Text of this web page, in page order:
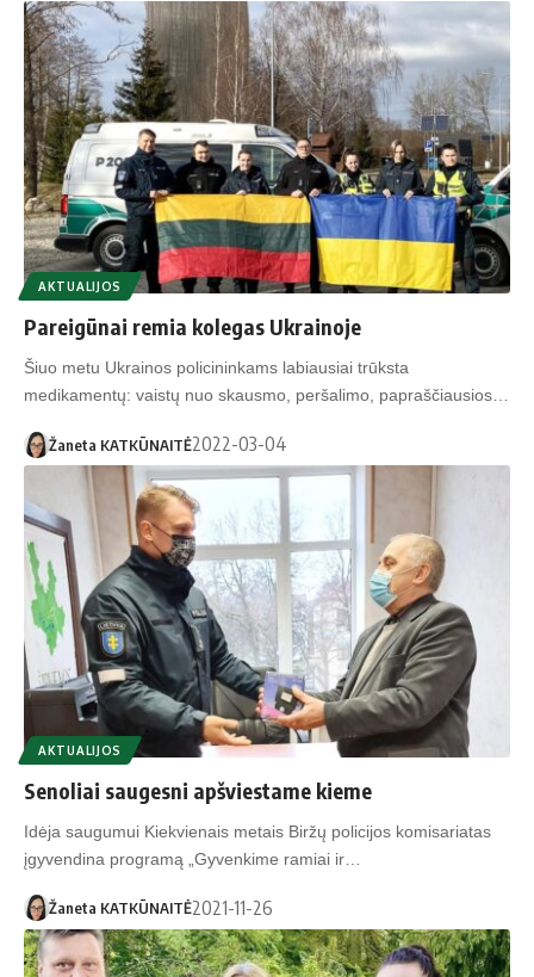
AKTUALIJOS
Pareigūnai remia kolegas Ukrainoje
Šiuo metu Ukrainos policininkams labiausiai trūksta
medikamentų: vaistų nuo skausmo, peršalimo, papraščiausios…
Žaneta KATKŪNAITĖ2022-03-04
AKTUALIJOS
Senoliai saugesni apšviestame kieme
Idėja saugumui Kiekvienais metais Biržų policijos komisariatas
įgyvendina programą „Gyvenkime ramiai ir…
Žaneta KATKŪNAITĖ2021-11-26